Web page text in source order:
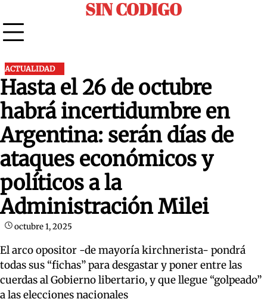
to
content
SIN CODIGO
ACTUALIDAD
Hasta el 26 de octubre
habrá incertidumbre en
Argentina: serán días de
ataques económicos y
políticos a la
Administración Milei
octubre 1, 2025
El arco opositor -de mayoría kirchnerista- pondrá
todas sus “fichas” para desgastar y poner entre las
cuerdas al Gobierno libertario, y que llegue “golpeado”
a las elecciones nacionales